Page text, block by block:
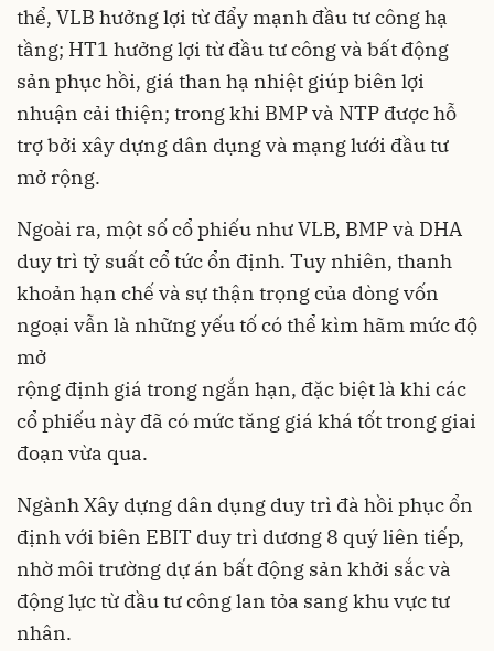
thể, VLB hưởng lợi từ đẩy mạnh đầu tư công hạ
tầng; HT1 hưởng lợi từ đầu tư công và bất động
sản phục hồi, giá than hạ nhiệt giúp biên lợi
nhuận cải thiện; trong khi BMP và NTP được hỗ
trợ bởi xây dựng dân dụng và mạng lưới đầu tư
mở rộng.
Ngoài ra, một số cổ phiếu như VLB, BMP và DHA
duy trì tỷ suất cổ tức ổn định. Tuy nhiên, thanh
khoản hạn chế và sự thận trọng của dòng vốn
ngoại vẫn là những yếu tố có thể kìm hãm mức độ
mở
rộng định giá trong ngắn hạn, đặc biệt là khi các
cổ phiếu này đã có mức tăng giá khá tốt trong giai
đoạn vừa qua.
Ngành Xây dựng dân dụng duy trì đà hồi phục ổn
định với biên EBIT duy trì dương 8 quý liên tiếp,
nhờ môi trường dự án bất động sản khởi sắc và
động lực từ đầu tư công lan tỏa sang khu vực tư
nhân.